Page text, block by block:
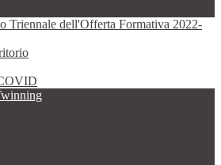
Triennale dell'Offerta Formativa 2022-